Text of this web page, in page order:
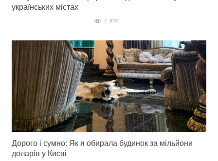
українських містах
1 928
Дорого і сумно: Як я обирала будинок за мільйони
доларів у Києві